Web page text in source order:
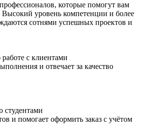
которые помогут вам
уровень компетенции и более
сотнями успешных проектов и
с клиентами
и отвечает за качество
студентами
и помогает оформить заказ с учётом